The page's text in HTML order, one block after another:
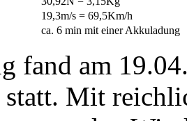
19,3m/s = 69,5Km/h
ca. 6 min mit einer Akkuladung
fand am
statt. Mit